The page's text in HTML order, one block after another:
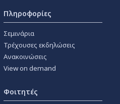
Πληροφορίες
Σεμινάρια
Τρέχουσες εκδηλώσεις
Ανακοινώσεις
View on demand
Φοιτητές